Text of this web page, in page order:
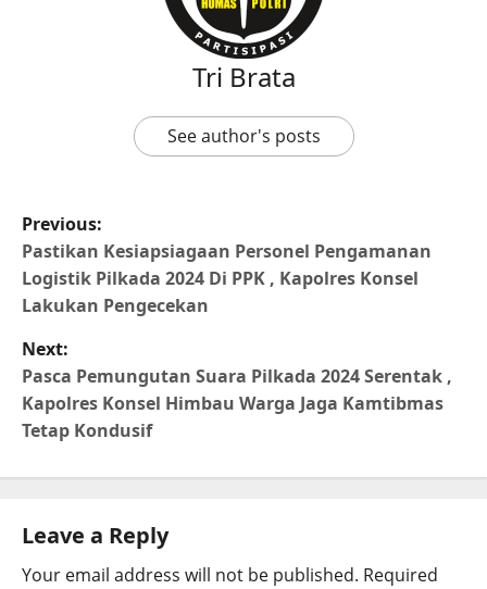
Tri Brata
See author's posts
Previous:
Pastikan Kesiapsiagaan Personel Pengamanan
Logistik Pilkada 2024 Di PPK , Kapolres Konsel
Lakukan Pengecekan
Next:
Pasca Pemungutan Suara Pilkada 2024 Serentak ,
Kapolres Konsel Himbau Warga Jaga Kamtibmas
Tetap Kondusif
Leave a Reply
Your email address will not be published. Required